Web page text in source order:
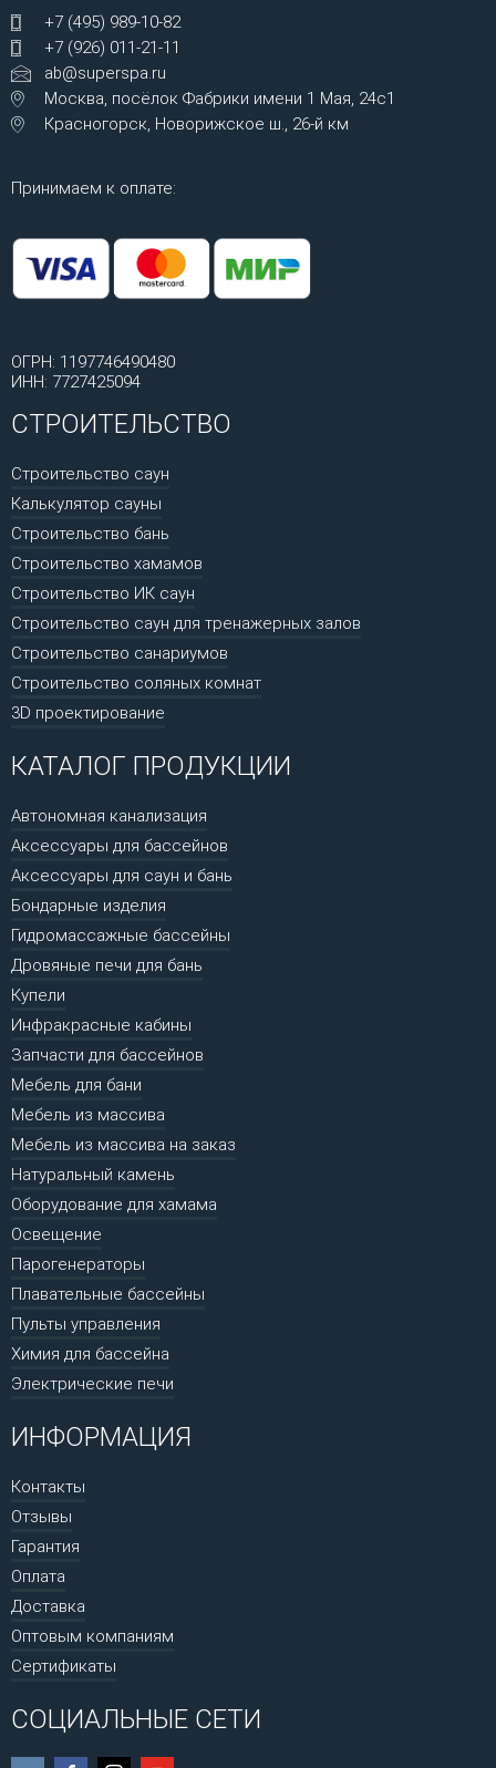
+7 (495) 989-10-82
+7 (926) 011-21-11
ab@superspa.ru
Москва, посёлок Фабрики имени 1 Мая, 24с1
Красногорск, Новорижское ш., 26-й км
Принимаем к оплате:
ОГРН: 1197746490480
ИНН: 7727425094
СТРОИТЕЛЬСТВО
Строительство саун
Калькулятор сауны
Строительство бань
Строительство хамамов
Строительство ИК саун
Строительство саун для тренажерных залов
Строительство санариумов
Строительство соляных комнат
3D проектирование
КАТАЛОГ ПРОДУКЦИИ
Автономная канализация
Аксессуары для бассейнов
Аксессуары для саун и бань
Бондарные изделия
Гидромассажные бассейны
Дровяные печи для бань
Купели
Инфракрасные кабины
Запчасти для бассейнов
Мебель для бани
Мебель из массива
Мебель из массива на заказ
Натуральный камень
Оборудование для хамама
Освещение
Парогенераторы
Плавательные бассейны
Пульты управления
Химия для бассейна
Электрические печи
ИНФОРМАЦИЯ
Контакты
Отзывы
Гарантия
Оплата
Доставка
Оптовым компаниям
Сертификаты
СОЦИАЛЬНЫЕ СЕТИ